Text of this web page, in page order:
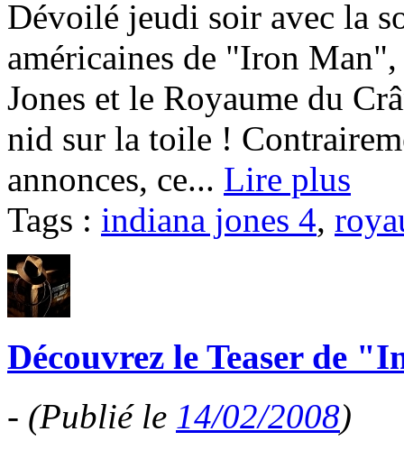
Dévoilé jeudi soir avec la
américaines de "Iron
Jones et le Royaume du
nid sur la toile !
annonces, ce... Lire plus
Tags : indiana jones 4,
Découvrez le Teaser de
- (Publié le 14/02/2008)